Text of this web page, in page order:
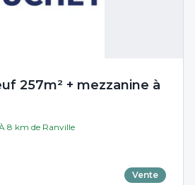
257m² + mezzanine à
8 km de Ranville
Vente